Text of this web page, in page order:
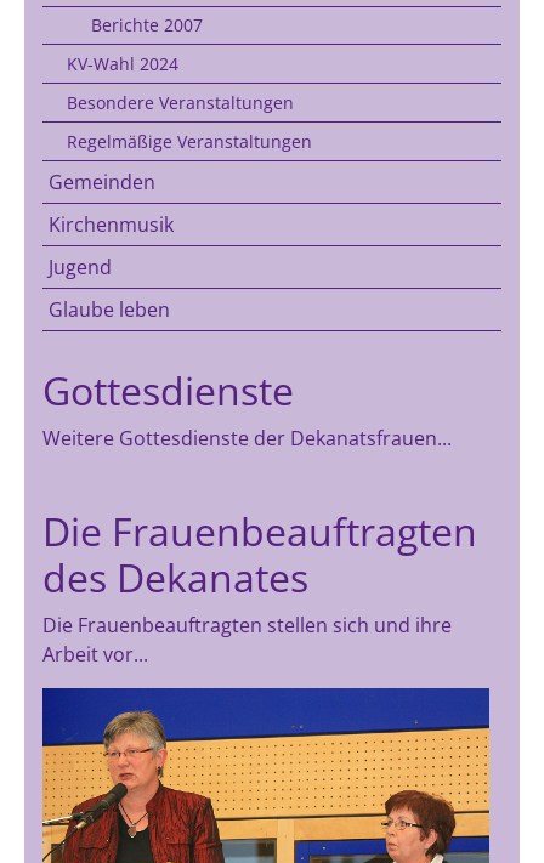
Berichte 2007
KV-Wahl 2024
Besondere Veranstaltungen
Regelmäßige Veranstaltungen
Gemeinden
Kirchenmusik
Jugend
Glaube leben
Gottesdienste
Weitere Gottesdienste der Dekanatsfrauen...
Die Frauenbeauftragten
des Dekanates
Die Frauenbeauftragten stellen sich und ihre
Arbeit vor...